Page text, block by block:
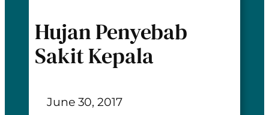
Hujan Penyebab
Sakit Kepala
June 30, 2017